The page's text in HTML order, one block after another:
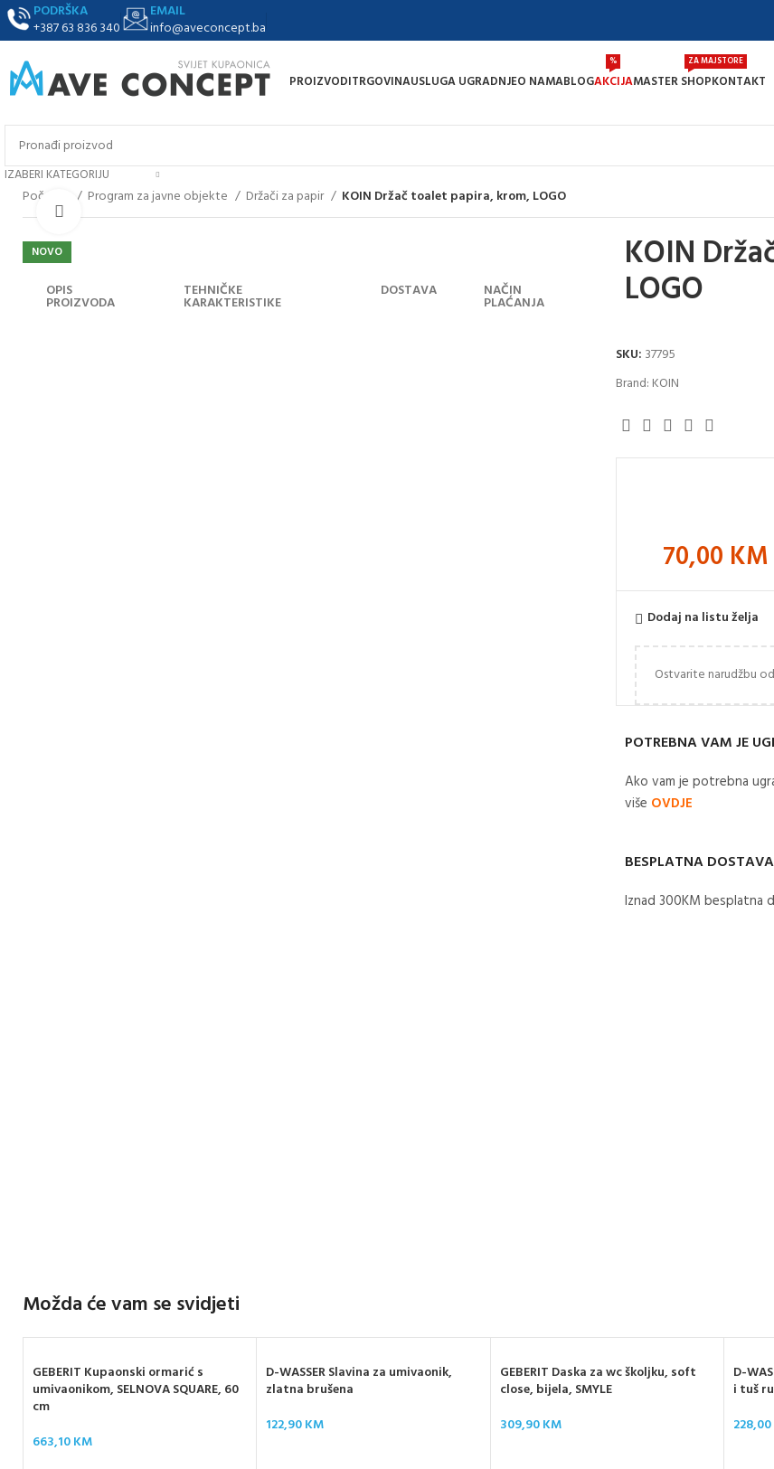
PODRŠKA
+387 63 836 340
EMAIL
info@aveconcept.ba
PROIZVODITRGOVINAUSLUGA UGRADNJEO NAMABLOGAKCIJA
%
MASTER SHOP
ZA MAJSTORE
KONTAKT
IZABERI KATEGORIJU
Početna Program za javne objekte Držači za papir KOIN Držač toalet papira, krom, LOGO
NOVO
OPIS
PROIZVODA
TEHNIČKE
KARAKTERISTIKE
DOSTAVA NAČIN
PLAĆANJA
KOIN
LOGO
SKU: 37795
Brand: KOIN
70,00 KM
Dodaj na listu želja
Ostvarite narudžbu od
POTREBNA VAM JE
Ako vam je potrebna
više OVDJE
BESPLATNA DOSTAVA
Iznad 300KM besplatna
Možda će vam se svidjeti
GEBERIT Kupaonski ormarić s
umivaonikom, SELNOVA SQUARE, 60
cm
663,10KM
D-WASSER Slavina za umivaonik,
zlatna brušena
122,90KM
GEBERIT Daska za wc školjku, soft
close, bijela, SMYLE
309,90KM
D-
i tuš
228,00